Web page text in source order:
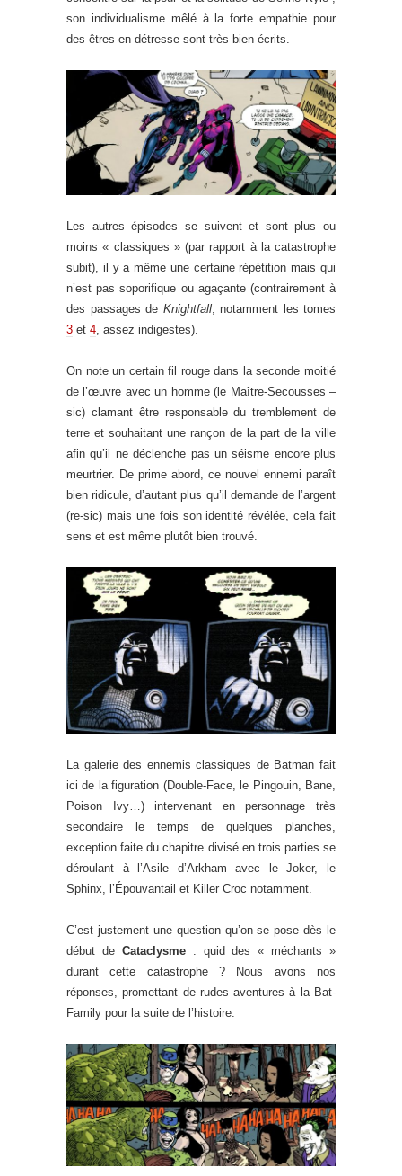
son individualisme mêlé à la forte empathie pour
des êtres en détresse sont très bien écrits.
Les autres épisodes se suivent et sont plus ou
moins « classiques » (par rapport à la catastrophe
subit), il y a même une certaine répétition mais qui
n’est pas soporifique ou agaçante (contrairement à
des passages de Knightfall, notamment les tomes
3 et 4, assez indigestes).
On note un certain fil rouge dans la seconde moitié
de l’œuvre avec un homme (le Maître-Secousses –
sic) clamant être responsable du tremblement de
terre et souhaitant une rançon de la part de la ville
afin qu’il ne déclenche pas un séisme encore plus
meurtrier. De prime abord, ce nouvel ennemi paraît
bien ridicule, d’autant plus qu’il demande de l’argent
(re-sic) mais une fois son identité révélée, cela fait
sens et est même plutôt bien trouvé.
La galerie des ennemis classiques de Batman fait
ici de la figuration (Double-Face, le Pingouin, Bane,
Poison Ivy…) intervenant en personnage très
secondaire le temps de quelques planches,
exception faite du chapitre divisé en trois parties se
déroulant à l’Asile d’Arkham avec le Joker, le
Sphinx, l’Épouvantail et Killer Croc notamment.
C’est justement une question qu’on se pose dès le
début de Cataclysme: quid des « méchants »
durant cette catastrophe ? Nous avons nos
réponses, promettant de rudes aventures à la Bat-
Family pour la suite de l’histoire.